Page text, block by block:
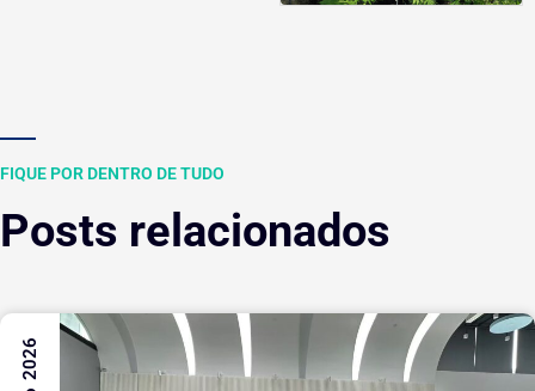
FIQUE POR DENTRO DE TUDO
Posts relacionados